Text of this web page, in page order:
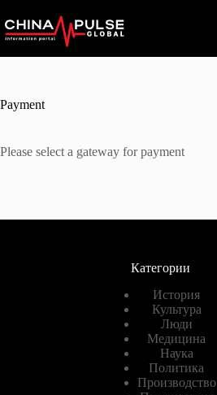
к
сути
Payment
Please select a gateway for payment
Категории
История
Культура
Люди
Медицина
Наука
Политика
Производство